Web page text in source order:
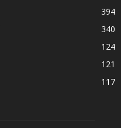
394
340
124
121
117